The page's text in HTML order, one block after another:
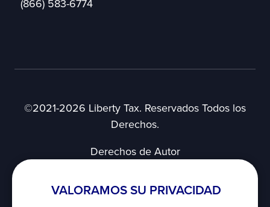
VALORAMOS SU PRIVACIDAD
(866) 583-6774
©2021-2026 Liberty Tax. Reservados Todos los
Derechos.
Derechos de Autor
Acuerdo del Usuario